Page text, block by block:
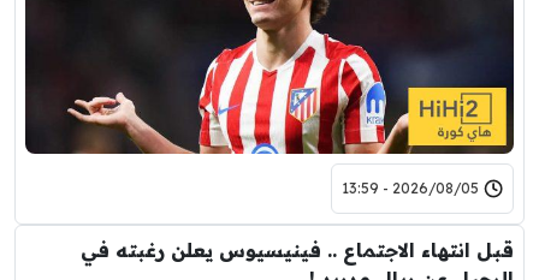
2026/08/05 - 13:59
قبل انتهاء الاجتماع .. فينيسيوس يعلن رغبته في